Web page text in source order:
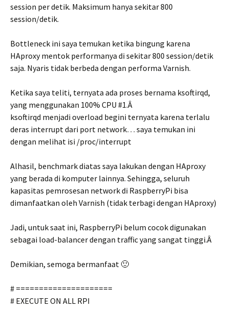
session per detik. Maksimum hanya sekitar 800
session/detik.
Bottleneck ini saya temukan ketika bingung karena
HAproxy mentok performanya di sekitar 800 session/detik
saja. Nyaris tidak berbeda dengan performa Varnish.
Ketika saya teliti, ternyata ada proses bernama ksoftirqd,
yang menggunakan 100% CPU #1.Â
ksoftirqd menjadi overload begini ternyata karena terlalu
deras interrupt dari port network… saya temukan ini
dengan melihat isi /proc/interrupt
Alhasil, benchmark diatas saya lakukan dengan HAproxy
yang berada di komputer lainnya. Sehingga, seluruh
kapasitas pemrosesan network di RaspberryPi bisa
dimanfaatkan oleh Varnish (tidak terbagi dengan HAproxy)
Jadi, untuk saat ini, RaspberryPi belum cocok digunakan
sebagai load-balancer dengan traffic yang sangat tinggi.Â
Demikian, semoga bermanfaat 🙂
# =====================
# EXECUTE ON ALL RPI